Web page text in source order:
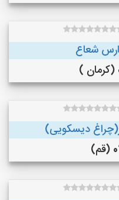
شعاع
دیسکویی)